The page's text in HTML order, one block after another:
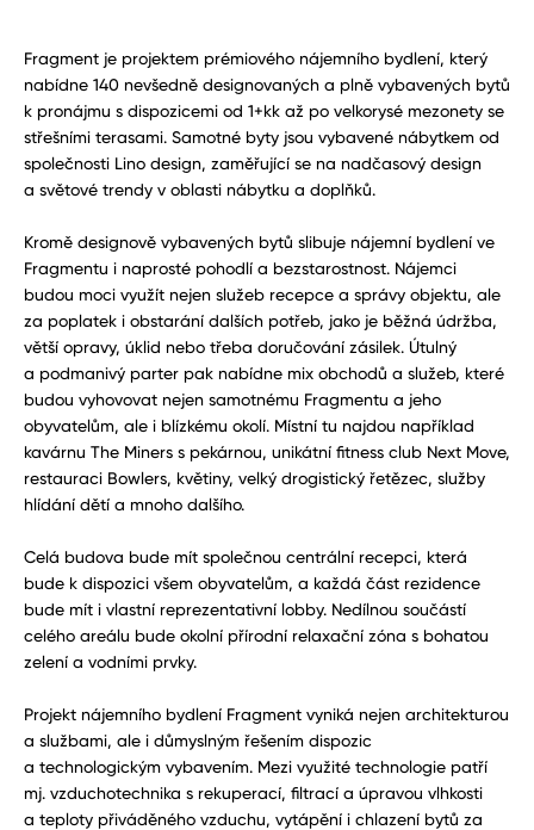
Fragment je projektem prémiového nájemního bydlení, který
nabídne 140 nevšedně designovaných a plně vybavených bytů
k pronájmu s dispozicemi od 1+kk až po velkorysé mezonety se
střešními terasami. Samotné byty jsou vybavené nábytkem od
společnosti Lino design, zaměřující se na nadčasový design
a světové trendy v oblasti nábytku a doplňků.
Kromě designově vybavených bytů slibuje nájemní bydlení ve
Fragmentu i naprosté pohodlí a bezstarostnost. Nájemci
budou moci využít nejen služeb recepce a správy objektu, ale
za poplatek i obstarání dalších potřeb, jako je běžná údržba,
větší opravy, úklid nebo třeba doručování zásilek. Útulný
a podmanivý parter pak nabídne mix obchodů a služeb, které
budou vyhovovat nejen samotnému Fragmentu a jeho
obyvatelům, ale i blízkému okolí. Místní tu najdou například
kavárnu The Miners s pekárnou, unikátní fitness club Next Move,
restauraci Bowlers, květiny, velký drogistický řetězec, služby
hlídání dětí a mnoho dalšího.
Celá budova bude mít společnou centrální recepci, která
bude k dispozici všem obyvatelům, a každá část rezidence
bude mít i vlastní reprezentativní lobby. Nedílnou součástí
celého areálu bude okolní přírodní relaxační zóna s bohatou
zelení a vodními prvky.
Projekt nájemního bydlení Fragment vyniká nejen architekturou
a službami, ale i důmyslným řešením dispozic
a technologickým vybavením. Mezi využité technologie patří
mj. vzduchotechnika s rekuperací, filtrací a úpravou vlhkosti
a teploty přiváděného vzduchu, vytápění i chlazení bytů za